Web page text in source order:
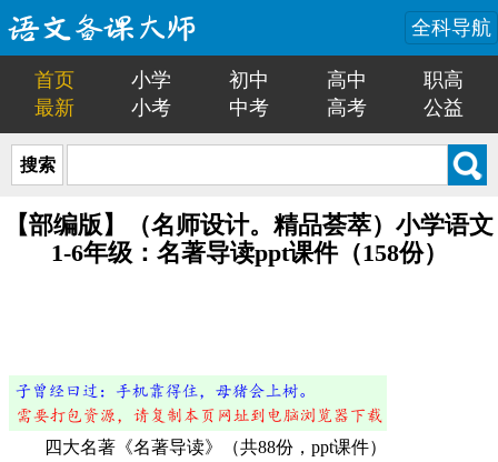
全科导航
首页 小学 初中 高中
职高
最新
小考 中考 高考 公益
搜索
【部编版】（名师设计。精品荟萃）小学语文
1-6年级：名著导读ppt课件（158份）
四大名著《名著导读》（共88份，ppt课件）